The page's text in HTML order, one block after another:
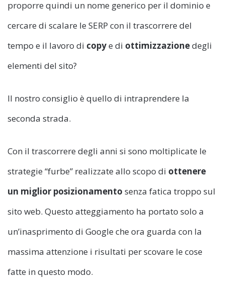
proporre quindi un nome generico per il dominio e
cercare di scalare le SERP con il trascorrere del
tempo e il lavoro di copye di ottimizzazionedegli
elementi del sito?
Il nostro consiglio è quello di intraprendere la
seconda strada.
Con il trascorrere degli anni si sono moltiplicate le
strategie “furbe” realizzate allo scopo di ottenere
un miglior posizionamento senza fatica troppo sul
sito web. Questo atteggiamento ha portato solo a
un’inasprimento di Google che ora guarda con la
massima attenzione i risultati per scovare le cose
fatte in questo modo.